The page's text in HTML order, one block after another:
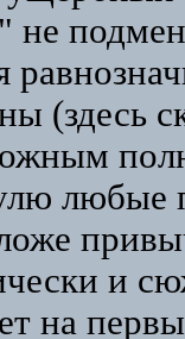
не
(здесь
любые
и
на